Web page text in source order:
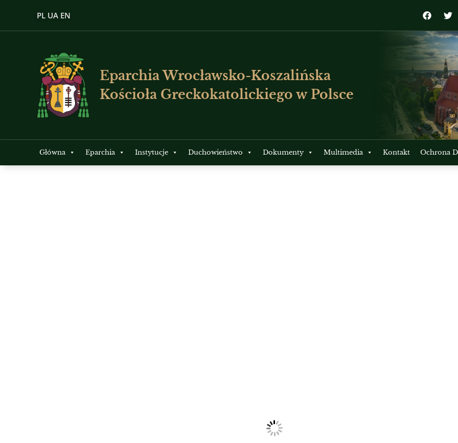
PL UA EN
Eparchia Wrocławsko-Koszalińska
Kościoła Greckokatolickiego w Polsce
Główna Eparchia Instytucje Duchowieństwo Dokumenty Multimedia Kontakt Ochrona